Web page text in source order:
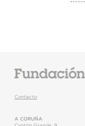
Contacto
A CORUÑA